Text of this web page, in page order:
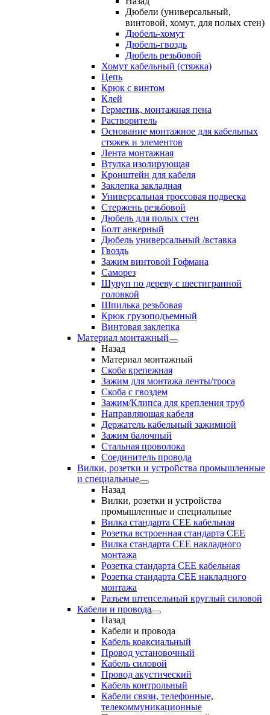
Дюбели (универсальный,
винтовой, хомут, для полых стен)
Дюбель-хомут
Дюбель-гвоздь
Дюбель резьбовой
Хомут кабельный (стяжка)
Цепь
Крюк с винтом
Клей
Герметик, монтажная пена
Растворитель
Основание монтажное для кабельных
стяжек и элементов
Лента монтажная
Втулка изолирующая
Кронштейн для кабеля
Заклепка закладная
Универсальная троссовая подвеска
Стержень резьбовой
Дюбель для полых стен
Болт анкерный
Дюбель универсальный /вставка
Гвоздь
Зажим винтовой Гофмана
Саморез
Шуруп по дереву с шестигранной
головкой
Шпилька резьбовая
Крюк грузоподъемный
Винтовая заклепка
Материал монтажный
Назад
Материал монтажный
Скоба крепежная
Зажим для монтажа ленты/троса
Скоба с гвоздем
Зажим/Клипса для крепления труб
Направляющая кабеля
Держатель кабельный зажимной
Зажим балочный
Стальная проволока
Соединитель провода
Вилки, розетки и устройства промышленные
и специальные
Назад
Вилки, розетки и устройства
промышленные и специальные
Вилка стандарта CEE кабельная
Розетка встроенная стандарта CEE
Вилка стандарта CEE накладного
монтажа
Розетка стандарта СЕЕ кабельная
Розетка стандарта СЕЕ накладного
монтажа
Разъем штепсельный круглый силовой
Кабели и провода
Назад
Кабели и провода
Кабель коаксиальный
Провод установочный
Кабель силовой
Провод акустический
Кабель контрольный
Кабели связи, телефонные,
телекоммуникационные